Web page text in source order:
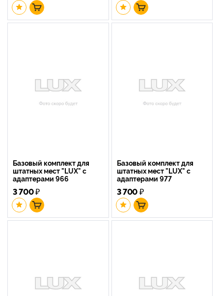
Базовый комплект для
штатных мест "LUX" с
адаптерами 966
3 700₽
Базовый комплект для
штатных мест "LUX" с
адаптерами 977
3 700₽